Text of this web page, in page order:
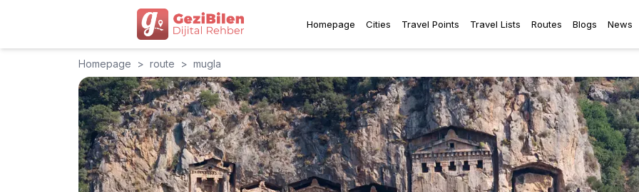
Homepage Cities Travel Points Travel Lists Routes Blogs News
Homepage > route > mugla